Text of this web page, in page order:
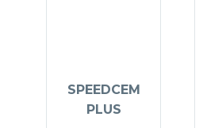
SPEEDCEM
PLUS